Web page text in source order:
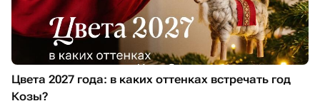
Цвета 2027 года: в каких оттенках встречать год
Козы?